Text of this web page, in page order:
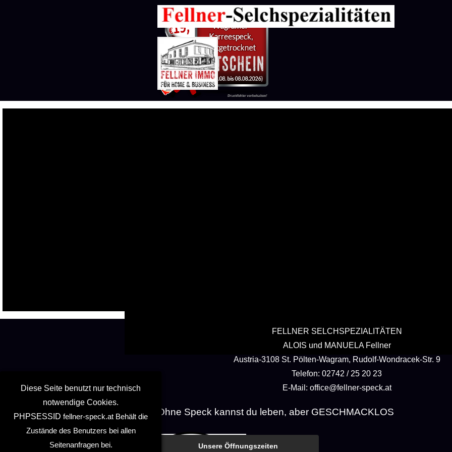
Diese Seite benutzt nur technisch
notwendige Cookies.
PHPSESSID fellner-speck.at Behält die
Zustände des Benutzers bei allen
Seitenanfragen bei.
Menü überspringen
FELLNER SELCHSPEZIALITÄTEN
ALOIS und MANUELA Fellner
Austria-3108 St. Pölten-Wagram, Rudolf-Wondracek-Str. 9
Telefon: 02742 / 25 20 23
E-Mail: office@fellner-speck.at
Ohne Speck kannst du leben, aber GESCHMACKLOS
Unsere Öffnungszeiten